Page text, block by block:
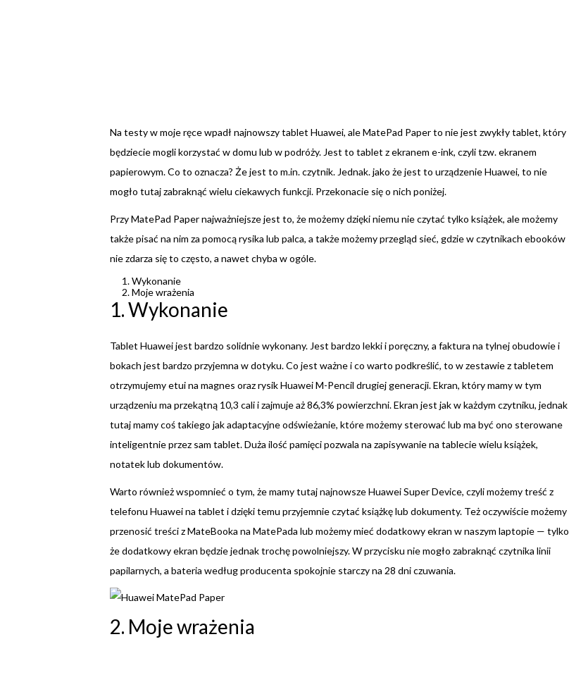
Na testy w moje ręce wpadł najnowszy tablet Huawei, ale MatePad Paper to nie jest zwykły tablet, który
będziecie mogli korzystać w domu lub w podróży. Jest to tablet z ekranem e-ink, czyli tzw. ekranem
papierowym. Co to oznacza? Że jest to m.in. czytnik. Jednak. jako że jest to urządzenie Huawei, to nie
mogło tutaj zabraknąć wielu ciekawych funkcji. Przekonacie się o nich poniżej.
Przy MatePad Paper najważniejsze jest to, że możemy dzięki niemu nie czytać tylko książek, ale możemy
także pisać na nim za pomocą rysika lub palca, a także możemy przegląd sieć, gdzie w czytnikach ebooków
nie zdarza się to często, a nawet chyba w ogóle.
Wykonanie
Moje wrażenia
1. Wykonanie
Tablet Huawei jest bardzo solidnie wykonany. Jest bardzo lekki i poręczny, a faktura na tylnej obudowie i
bokach jest bardzo przyjemna w dotyku. Co jest ważne i co warto podkreślić, to w zestawie z tabletem
otrzymujemy etui na magnes oraz rysik Huawei M-Pencil drugiej generacji. Ekran, który mamy w tym
urządzeniu ma przekątną 10,3 cali i zajmuje aż 86,3% powierzchni. Ekran jest jak w każdym czytniku, jednak
tutaj mamy coś takiego jak adaptacyjne odświeżanie, które możemy sterować lub ma być ono sterowane
inteligentnie przez sam tablet. Duża ilość pamięci pozwala na zapisywanie na tablecie wielu książek,
notatek lub dokumentów.
Warto również wspomnieć o tym, że mamy tutaj najnowsze Huawei Super Device, czyli możemy treść z
telefonu Huawei na tablet i dzięki temu przyjemnie czytać książkę lub dokumenty. Też oczywiście możemy
przenosić treści z MateBooka na MatePada lub możemy mieć dodatkowy ekran w naszym laptopie — tylko
że dodatkowy ekran będzie jednak trochę powolniejszy. W przycisku nie mogło zabraknąć czytnika linii
papilarnych, a bateria według producenta spokojnie starczy na 28 dni czuwania.
2. Moje wrażenia